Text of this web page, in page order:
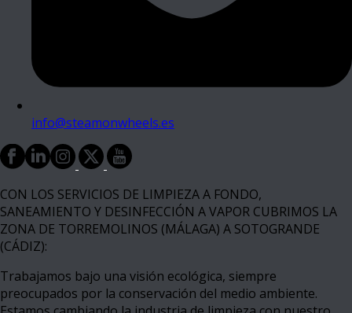
info@steamonwheels.es
CON LOS SERVICIOS DE LIMPIEZA A FONDO,
SANEAMIENTO Y DESINFECCIÓN A VAPOR CUBRIMOS LA
ZONA DE TORREMOLINOS (MÁLAGA) A SOTOGRANDE
(CÁDIZ):
Trabajamos bajo una visión ecológica, siempre
preocupados por la conservación del medio ambiente.